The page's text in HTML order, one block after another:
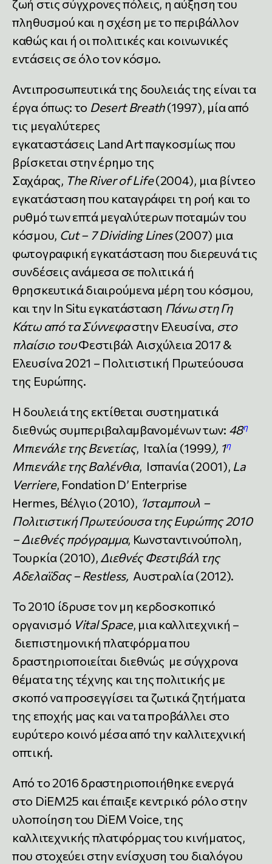
ζωή στις σύγχρονες πόλεις, η αύξηση του
πληθυσμού και η σχέση με το περιβάλλον
καθώς και ή οι πολιτικές και κοινωνικές
εντάσεις σε όλο τον κόσμο.
Αντιπροσωπευτικά της δουλειάς της είναι τα
έργα όπως: το Desert Breath(1997), μία από
τις μεγαλύτερες
εγκαταστάσεις Land Art παγκοσμίως που
βρίσκεται στην έρημο της
Σαχάρας, The River of Life(2004), μια βίντεο
εγκατάσταση που καταγράφει τη ροή και το
ρυθμό των επτά μεγαλύτερων ποταμών του
κόσμου, Cut– 7Dividing Lines (2007) μια
φωτογραφική εγκατάσταση που διερευνά τις
συνδέσεις ανάμεσα σε πολιτικά ή
θρησκευτικά διαιρούμενα μέρη του κόσμου,
και την In Situ εγκατάσταση Πάνω στη Γη
Κάτω από τα Σύννεφαστην Ελευσίνα, στο
πλαίσιο τουΦεστιβάλ Αισχύλεια 2017 &
Ελευσίνα 2021 – Πολιτιστική Πρωτεύουσα
της Ευρώπης.
Η δουλειά της εκτίθεται συστηματικά
διεθνώς συμπεριβαλαμβανομένων των: 48η
Mπιενάλε της Βενετίας, Ιταλία (1999), 1η
Mπιενάλε της Βαλένθια, Ισπανία (2001), La
Verriere, Fondation D’ Enterprise
Hermes, Βέλγιο (2010), Ίσταμπουλ –
Πολιτιστική Πρωτεύουσα της Ευρώπης 2010
– Διεθνές πρόγραμμα, Κωνσταντινούπολη,
Τουρκία (2010), Διεθνές Φεστιβάλ της
Αδελαϊδας– Restless, Αυστραλία (2012).
Το 2010 ίδρυσε τον μη κερδοσκοπικό
οργανισμό Vital Space, μια καλλιτεχνική –
διεπιστημονική πλατφόρμα που
δραστηριοποιείται διεθνώς με σύγχρονα
θέματα της τέχνης και της πολιτικής με
σκοπό να προσεγγίσει τα ζωτικά ζητήματα
της εποχής μας και να τα προβάλλει στο
ευρύτερο κοινό μέσα από την καλλιτεχνική
οπτική.
Από το 2016 δραστηριοποιήθηκε ενεργά
στο DiEM25 και έπαιξε κεντρικό ρόλο στην
υλοποίηση του DiEM Voice, ­της
καλλιτεχνικής πλατφόρμας του κινήματος,
που στοχεύει στην ενίσχυση του διαλόγου